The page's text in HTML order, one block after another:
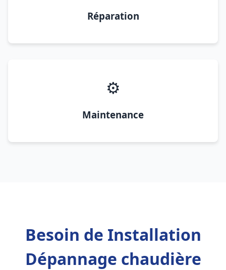
Réparation
⚙️
Maintenance
Besoin de Installation
Dépannage chaudière